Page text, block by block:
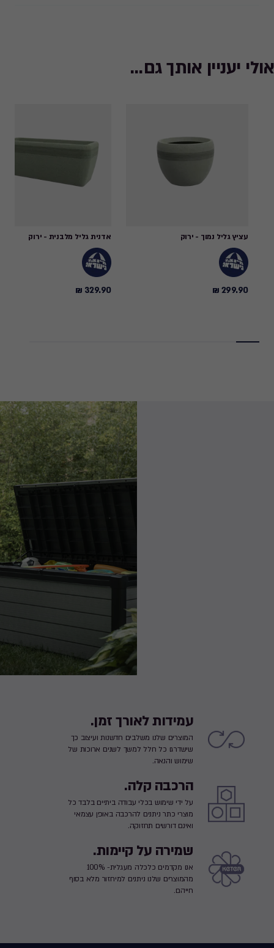
אולי יעניין אותך גם...
עציץ גליל נמוך - ירוק
299.90
299.90 ₪
אדנית גליל מלבנית - ירוק
329.90
329.90 ₪
עמידות לאורך זמן.
המוצרים שלנו משלבים חדשנות ועיצוב כך
שישדרגו כל חלל למשך לשנים ארוכות של
שימוש והנאה.
הרכבה קלה.
על ידי שימוש בכלי עבודה ביתיים בלבד כל
מוצרי כתר ניתנים להרכבה באופן עצמאי
ואינם דורשים תחזוקה.
שמירה על קיימות.
אנו מקדמים כלכלה מעגלית- 100%
מהמוצרים שלנו ניתנים למיחזור מלא בסוף
חייהם.